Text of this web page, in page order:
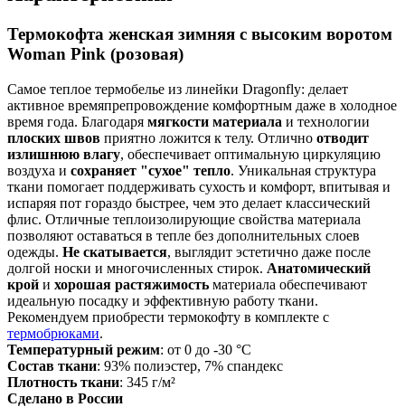
Термокофта женская зимняя с высоким воротом
Woman Pink (розовая)
Самое теплое термобелье из линейки Dragonfly: делает
активное времяпрепровождение комфортным даже в холодное
время года. Благодаря мягкости материала и технологии
плоских швов приятно ложится к телу. Отлично отводит
излишнюю влагу, обеспечивает оптимальную циркуляцию
воздуха и сохраняет "сухое" тепло. Уникальная структура
ткани помогает поддерживать сухость и комфорт, впитывая и
испаряя пот гораздо быстрее, чем это делает классический
флис. Отличные теплоизолирующие свойства материала
позволяют оставаться в тепле без дополнительных слоев
одежды. Не скатывается, выглядит эстетично даже после
долгой носки и многочисленных стирок. Анатомический
крой и хорошая растяжимость материала обеспечивают
идеальную посадку и эффективную работу ткани.
Рекомендуем приобрести термокофту в комплекте с
термобрюками.
Температурный режим: от 0 до -30 °С
Состав ткани: 93% полиэстер, 7% спандекс
Плотность ткани: 345 г/м²
Сделано в России